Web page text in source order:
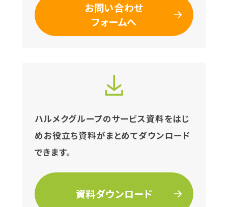
お問い合わせ
フォームへ
ハルメクグループのサービス資料をはじ
めお役立ち資料がまとめてダウンロード
できます。
資料ダウンロード